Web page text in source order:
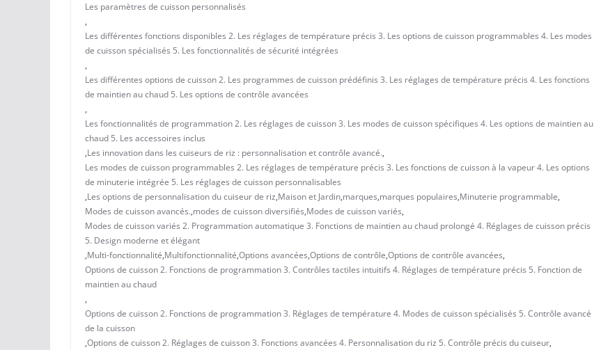
Les paramètres de cuisson personnalisés
,
Les différentes fonctions disponibles 2. Les réglages de température précis 3. Les options de cuisson programmables 4. Les modes
de cuisson spécialisés 5. Les fonctionnalités de sécurité intégrées
,
Les différentes options de cuisson 2. Les programmes de cuisson prédéfinis 3. Les réglages de température précis 4. Les fonctions
de maintien au chaud 5. Les options de contrôle avancées
,
Les fonctionnalités de programmation 2. Les réglages de cuisson 3. Les modes de cuisson spécifiques 4. Les options de maintien au
chaud 5. Les accessoires inclus
,Les innovation dans les cuiseurs de riz : personnalisation et contrôle avancé.,
Les modes de cuisson programmables 2. Les réglages de température précis 3. Les fonctions de cuisson à la vapeur 4. Les options
de minuterie intégrée 5. Les réglages de cuisson personnalisables
,Les options de personnalisation du cuiseur de riz,Maison et Jardin,marques,marques populaires,Minuterie programmable,
Modes de cuisson avancés.,modes de cuisson diversifiés,Modes de cuisson variés,
Modes de cuisson variés 2. Programmation automatique 3. Fonctions de maintien au chaud prolongé 4. Réglages de cuisson précis
5. Design moderne et élégant
,Multi-fonctionnalité,Multifonctionnalité,Options avancées,Options de contrôle,Options de contrôle avancées,
Options de cuisson 2. Fonctions de programmation 3. Contrôles tactiles intuitifs 4. Réglages de température précis 5. Fonction de
maintien au chaud
,
Options de cuisson 2. Fonctions de programmation 3. Réglages de température 4. Modes de cuisson spécialisés 5. Contrôle avancé
de la cuisson
,Options de cuisson 2. Réglages de cuisson 3. Fonctions avancées 4. Personnalisation du riz 5. Contrôle précis du cuiseur,